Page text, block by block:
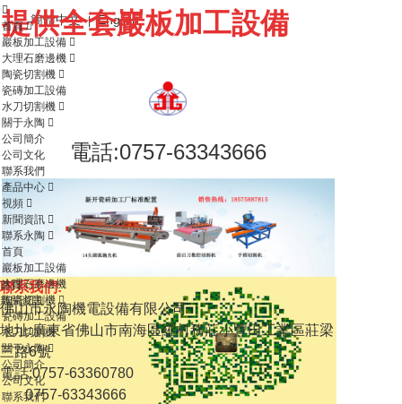
簡體中文 | English
電話:0757-63343666
提供全套巖板加工設備
首頁
巖板加工設備
大理石磨邊機
陶瓷切割機
瓷磚加工設備
水刀切割機
關于永陶
公司簡介
公司文化
聯系我們
產品中心
視頻
新聞資訊
聯系永陶
首頁
巖板加工設備
大理石磨邊機
陶瓷切割機
瓷磚加工設備
水刀切割機
關于永陶
公司簡介
公司文化
聯系我們
水刀切割機
開瓷磚加工廠指南
瓷磚加工廠市場分析
石材加工機械
08
.04
2020
聯系我們:
佛山市永陶機電設備有限公司
地址:廣東省佛山市南海區羅村務莊小豐田工業區莊梁
三路6號
電話:0757-63360780
0757-63343666
首頁
新聞資訊